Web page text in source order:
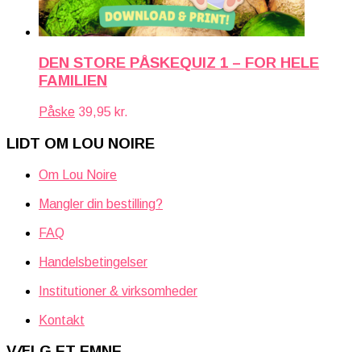
DEN STORE PÅSKEQUIZ 1 – FOR HELE
FAMILIEN
Påske 39,95 kr.
LIDT OM LOU NOIRE
Om Lou Noire
Mangler din bestilling?
FAQ
Handelsbetingelser
Institutioner & virksomheder
Kontakt